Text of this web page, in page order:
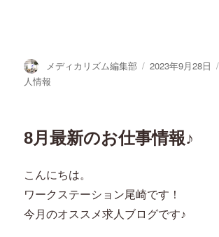
投
稿
メディカリズム編集部
投
2023年9月28日
人情報
8月最新のお仕事情報♪
こんにちは。
ワークステーション尾崎です！
今月のオススメ求人ブログです♪